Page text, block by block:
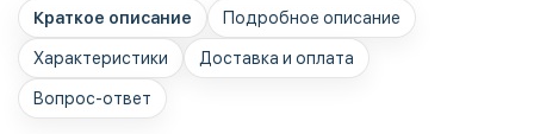
Краткое описание Подробное описание
Характеристики Доставка и оплата
Вопрос-ответ